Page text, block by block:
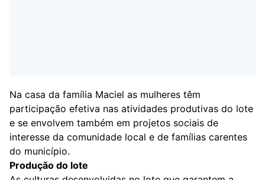
Na casa da família Maciel as mulheres têm
participação efetiva nas atividades produtivas do lote
e se envolvem também em projetos sociais de
interesse da comunidade local e de famílias carentes
do município.
Produção do lote